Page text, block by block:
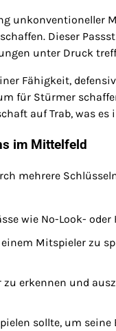
unkonventioneller
Dieser
unter Druck
Fähigkeit,
für Stürmer
auf Trab, was
im Mittelfeld
mehrere
wie No-Look-
Mitspieler zu
zu erkennen und
sollte, um